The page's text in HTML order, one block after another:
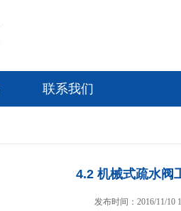
联系我们
4.2 机械式疏水阀
发布时间：2016/11/10